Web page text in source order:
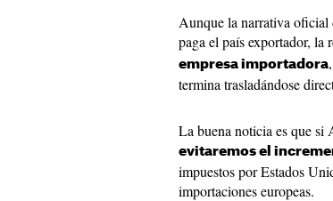
Aunque la narrativa oficial
paga el país exportador, la
empresa importadora
termina trasladándose
La buena noticia es que si
evitaremos el
impuestos por Estados
importaciones europeas.